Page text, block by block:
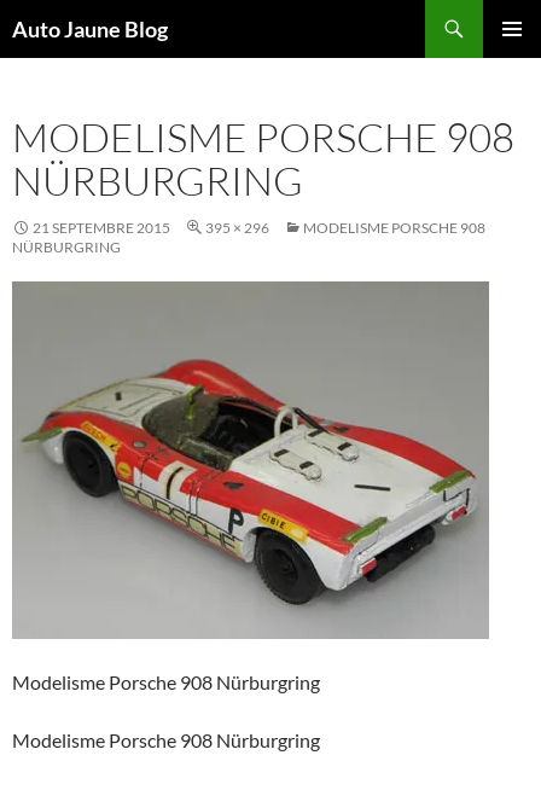
Auto Jaune Blog
MODELISME PORSCHE 908
NÜRBURGRING
21 SEPTEMBRE 2015 395 × 296
MODELISME PORSCHE 908
NÜRBURGRING
Modelisme Porsche 908 Nürburgring
Modelisme Porsche 908 Nürburgring